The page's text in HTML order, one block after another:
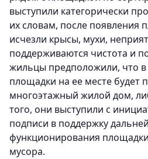
выступили категорически
их словам, после появления
исчезли крысы, мухи,
поддерживаются чистота и
жильцы предположили, что в
площадки на ее месте будет
многоэтажный жилой дом,
того, они выступили с
подписи в поддержку
функционирования
мусора.